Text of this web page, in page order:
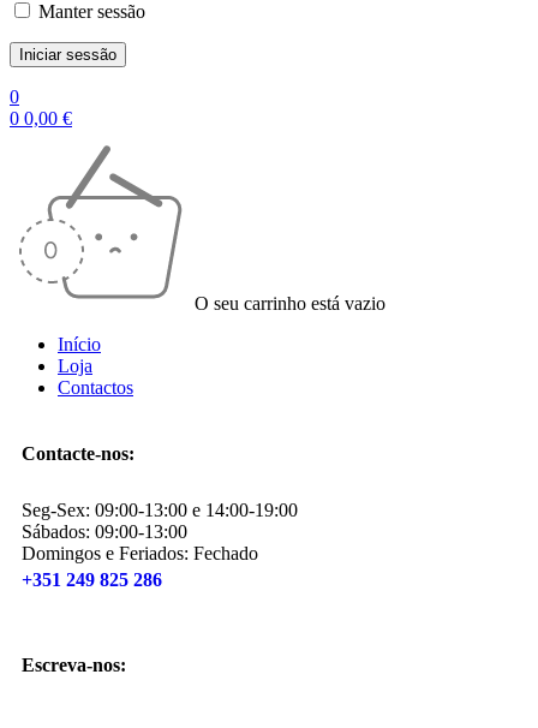
Manter sessão
0
0 0,00 €
O seu carrinho está vazio
Início
Loja
Contactos
Contacte-nos:
Seg-Sex: 09:00-13:00 e 14:00-19:00
Sábados: 09:00-13:00
Domingos e Feriados: Fechado
+351 249 825 286
Escreva-nos: